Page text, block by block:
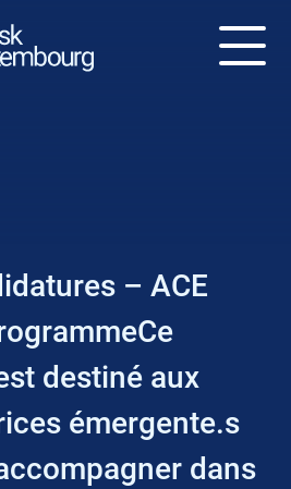
– ACE
destiné aux
émergente.s
dans